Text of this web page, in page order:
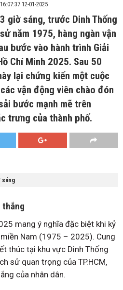
16:07:37 12-01-2025
giờ sáng, trước Dinh Thống
năm 1975, hàng ngàn vận
bước vào hành trình Giải
Chí Minh 2025. Sau 50
lại chứng kiến một cuộc
vận động viên chào đón
bước mạnh mẽ trên
trưng của thành phố.
sáng
thắng
mang ý nghĩa đặc biệt khi kỷ
Nam (1975 – 2025). Cung
thúc tại khu vực Dinh Thống
sử quan trọng của TP.HCM,
của nhân dân.